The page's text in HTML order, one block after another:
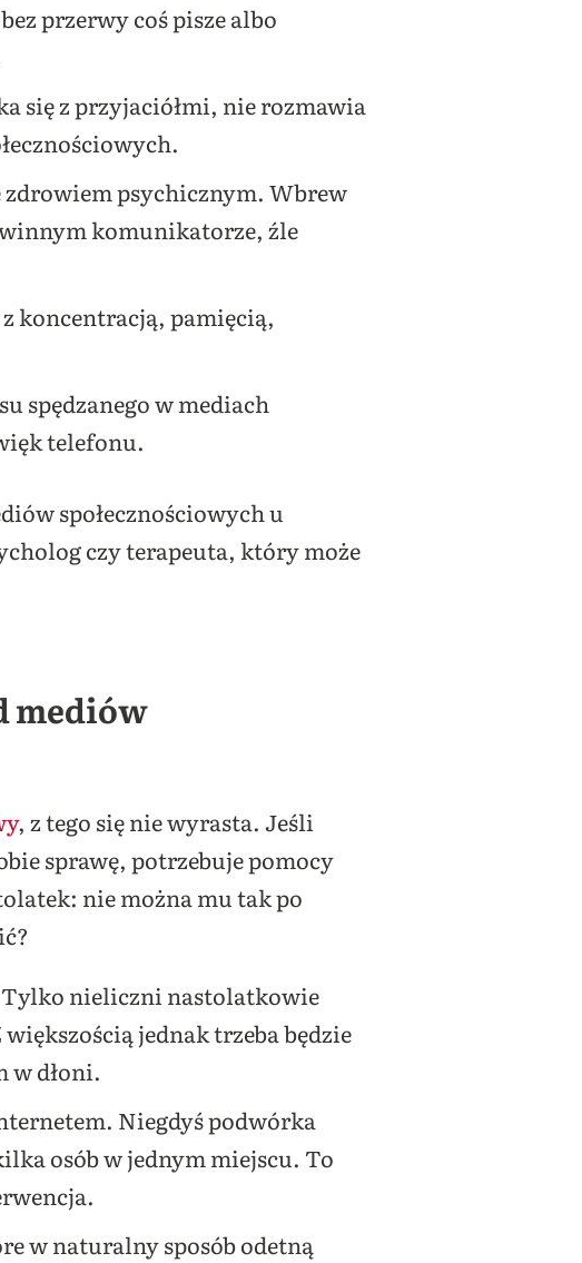
przerwy coś pisze albo
się z przyjaciółmi, nie rozmawia
psychicznym. Wbrew
komunikatorze, źle
koncentracją, pamięcią,
spędzanego w mediach
telefonu.
społecznościowych u
czy terapeuta, który może
mediów
, z tego się nie wyrasta. Jeśli
sprawę, potrzebuje pomocy
nie można mu tak po
Tylko nieliczni nastolatkowie
jednak trzeba będzie
w dłoni.
Niegdyś podwórka
osób w jednym miejscu. To
w naturalny sposób odetną